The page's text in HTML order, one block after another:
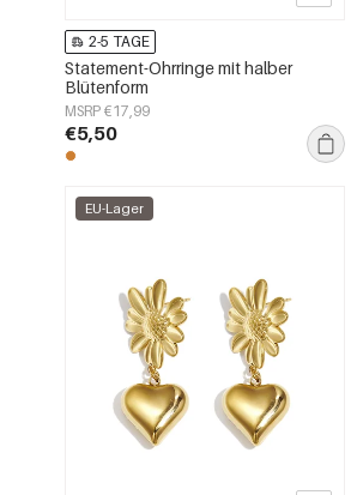
2-5 TAGE
Statement-Ohrringe mit halber
Blütenform
MSRP €17,99
€5,50
EU-Lager